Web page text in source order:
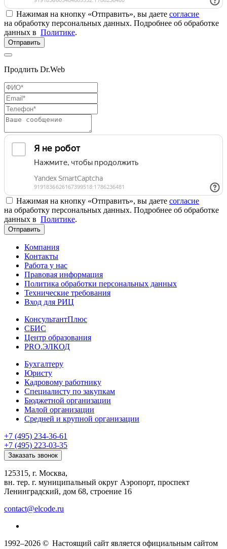
Нажимая на кнопку «Отправить», вы даете согласие
на обработку персональных данных. Подробнее об обработке
данных в Политике.
Отправить
Продлить Dr.Web
Нажимая на кнопку «Отправить», вы даете согласие
на обработку персональных данных. Подробнее об обработке
данных в Политике.
Отправить
Компания
Контакты
Работа у нас
Правовая информация
Политика обработки персональных данных
Технические требования
Вход для РИЦ
КонсультантПлюс
СБИС
Центр образования
PRO.ЭЛКОД
Бухгалтеру
Юристу
Кадровому работнику
Специалисту по закупкам
Бюджетной организации
Малой организации
Средней и крупной организации
+7 (495) 234-36-61
+7 (495) 223-03-35
Заказать звонок
125315, г. Москва,
вн. тер. г. муниципальный округ Аэропорт, проспект
Ленинградский, дом 68, строение 16
contact@elcode.ru
1992–2026 © Настоящий сайт является официальным сайтом